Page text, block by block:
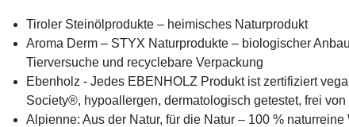
Tiroler Steinölprodukte – heimisches Naturprodukt
Aroma Derm – STYX Naturprodukte – biologischer
Tierversuche und recyclebare Verpackung
Ebenholz - Jedes EBENHOLZ Produkt ist zertifiziert
Society®, hypoallergen, dermatologisch getestet, frei
Alpienne: Aus der Natur, für die Natur – 100 %